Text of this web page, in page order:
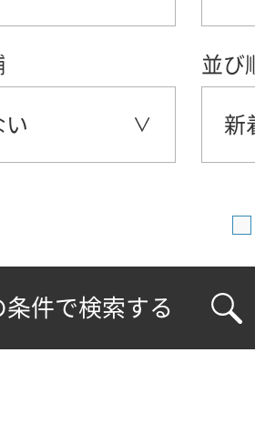
い
並び
新
条件で検索する